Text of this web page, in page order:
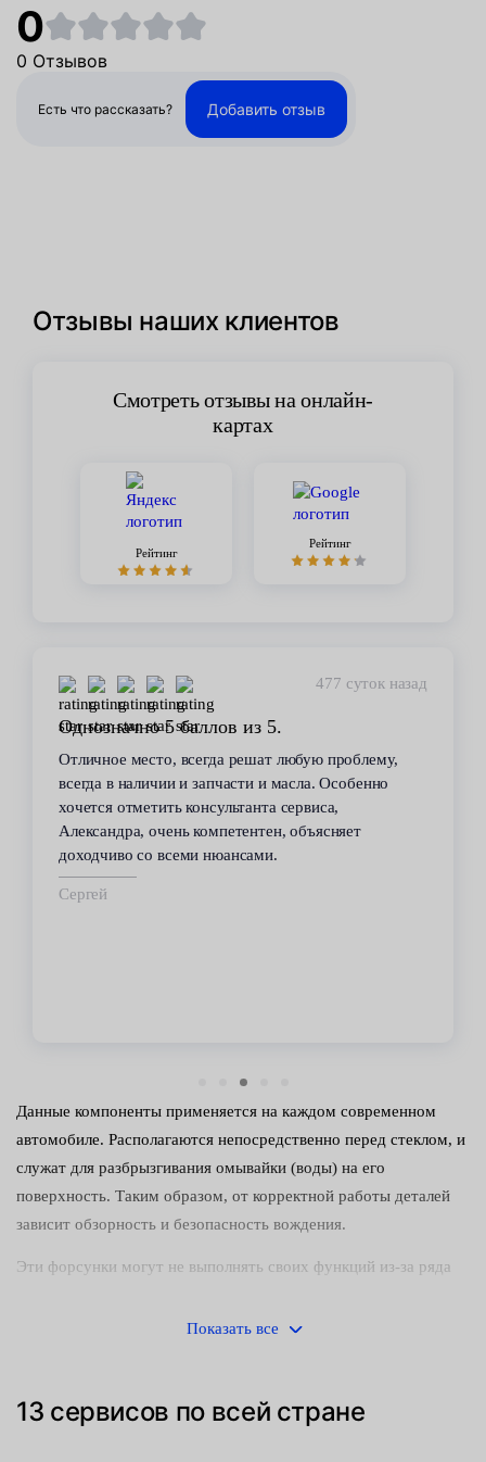
0
0 Отзывов
Есть что рассказать? Добавить отзыв
Отзывы наших клиентов
Смотреть отзывы на онлайн-
картах
Рейтинг
Рейтинг
477 суток назад
Однозначно 5 баллов из 5.
Отличное место, всегда решат любую проблему,
всегда в наличии и запчасти и масла. Особенно
хочется отметить консультанта сервиса,
Александра, очень компетентен, объясняет
доходчиво со всеми нюансами.
Сергей
Данные компоненты применяется на каждом современном
автомобиле. Располагаются непосредственно перед стеклом, и
служат для разбрызгивания омывайки (воды) на его
поверхность. Таким образом, от корректной работы деталей
зависит обзорность и безопасность вождения.
Эти форсунки могут не выполнять своих функций из-за ряда
выхода из строя насоса;
происходит у водителей, которые заправляют в бачок
Показать все
13 сервисов по всей стране